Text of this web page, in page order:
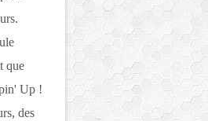
que
Up !
des